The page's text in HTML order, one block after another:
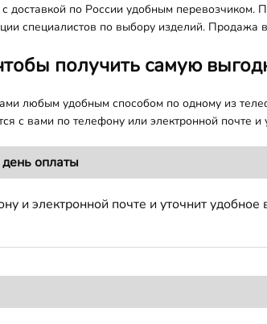
по России удобным перевозчиком.
специалистов по выбору изделий. Продажа
получить самую
любым удобным способом по одному из
с вами по телефону или электронной почте и
оплаты
электронной почте и уточнит удобное